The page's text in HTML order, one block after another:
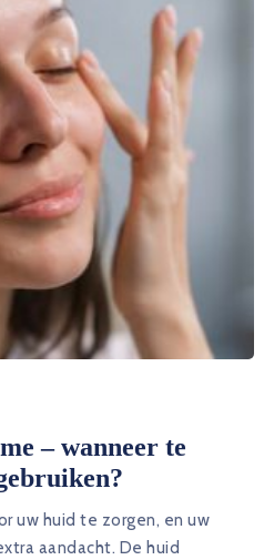
– wanneer te
uw huid te zorgen, en uw
aandacht. De huid